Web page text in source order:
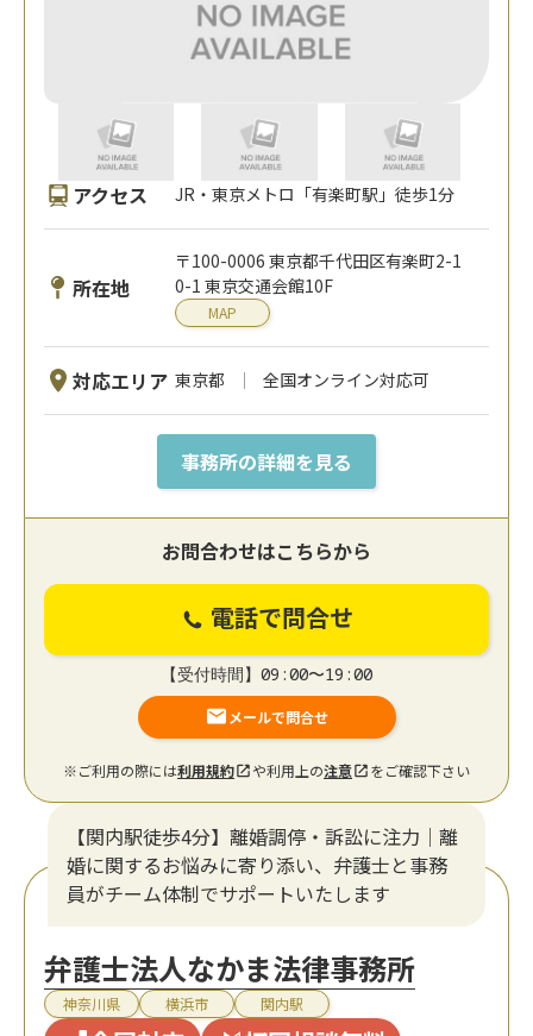
アクセス JR・東京メトロ「有楽町駅」徒歩1分
所在地
〒100-0006 東京都千代田区有楽町2-1
0-1 東京交通会館10F
MAP
対応エリア 東京都 全国オンライン対応可
事務所の詳細を見る
お問合わせはこちらから
電話で問合せ
【受付時間】09:00〜19:00
メールで問合せ
※ご利用の際には利用規約 や利用上の注意 をご確認下さい
【関内駅徒歩4分】離婚調停・訴訟に注力│離
婚に関するお悩みに寄り添い、弁護士と事務
員がチーム体制でサポートいたします
弁護士法人なかま法律事務所
神奈川県 横浜市 関内駅